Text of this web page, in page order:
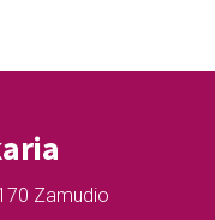
Zamudio